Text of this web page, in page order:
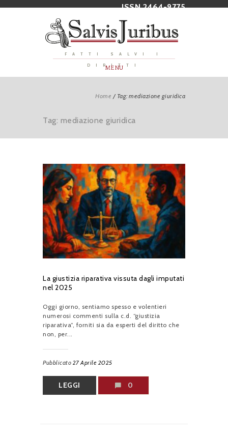
ISSN 2464-9775
FATTI SALVI I
DIRITTI
MENU
Home / Tag: mediazione giuridica
Tag: mediazione giuridica
La giustizia riparativa vissuta dagli imputati
nel 2025
Oggi giorno, sentiamo spesso e volentieri
numerosi commenti sulla c.d. “giustizia
riparativa”, forniti sia da esperti del diritto che
non, per...
Pubblicato 27 Aprile 2025
LEGGI 0